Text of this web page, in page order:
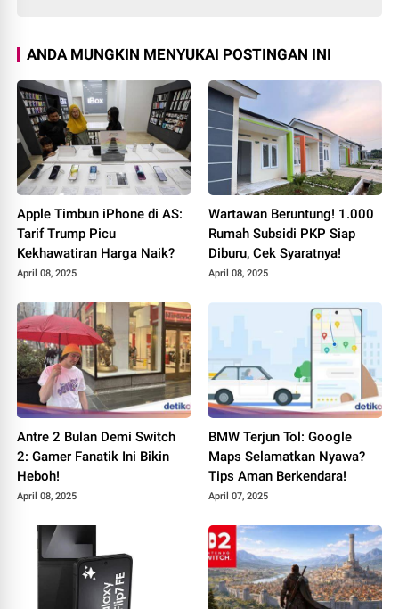
ANDA MUNGKIN MENYUKAI POSTINGAN INI
Apple Timbun iPhone di AS:
Tarif Trump Picu
Kekhawatiran Harga Naik?
April 08, 2025
Wartawan Beruntung! 1.000
Rumah Subsidi PKP Siap
Diburu, Cek Syaratnya!
April 08, 2025
Antre 2 Bulan Demi Switch
2: Gamer Fanatik Ini Bikin
Heboh!
April 08, 2025
BMW Terjun Tol: Google
Maps Selamatkan Nyawa?
Tips Aman Berkendara!
April 07, 2025